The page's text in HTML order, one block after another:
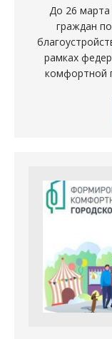
До 26 марта
граждан
рамках
комфортной